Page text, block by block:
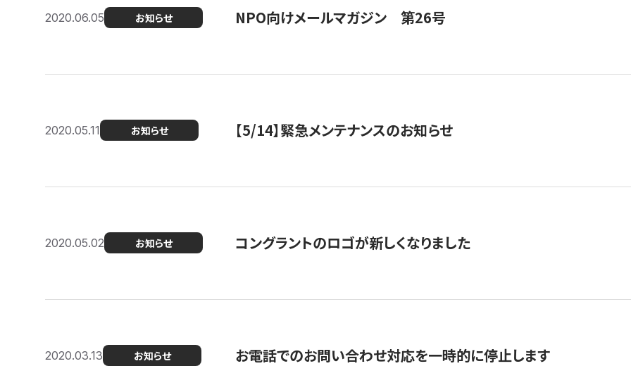
2020.06.05 お知らせ NPO向けメールマガジン 第26号
2020.05.11 お知らせ 【5/14】緊急メンテナンスのお知らせ
2020.05.02 お知らせ コングラントのロゴが新しくなりました
2020.03.13 お知らせ お電話でのお問い合わせ対応を一時的に停止します